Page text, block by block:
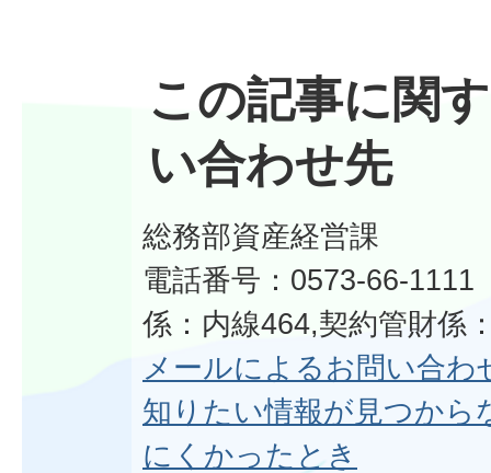
この記事に関
い合わせ先
総務部資産経営課
電話番号：0573-66-1111
係：内線464,契約管財係
メールによるお問い合わ
知りたい情報が見つから
にくかったとき